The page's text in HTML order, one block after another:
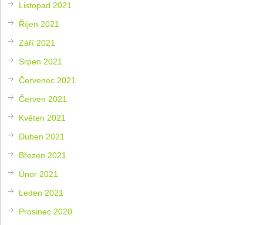
Listopad 2021
Říjen 2021
Září 2021
Srpen 2021
Červenec 2021
Červen 2021
Květen 2021
Duben 2021
Březen 2021
Únor 2021
Leden 2021
Prosinec 2020